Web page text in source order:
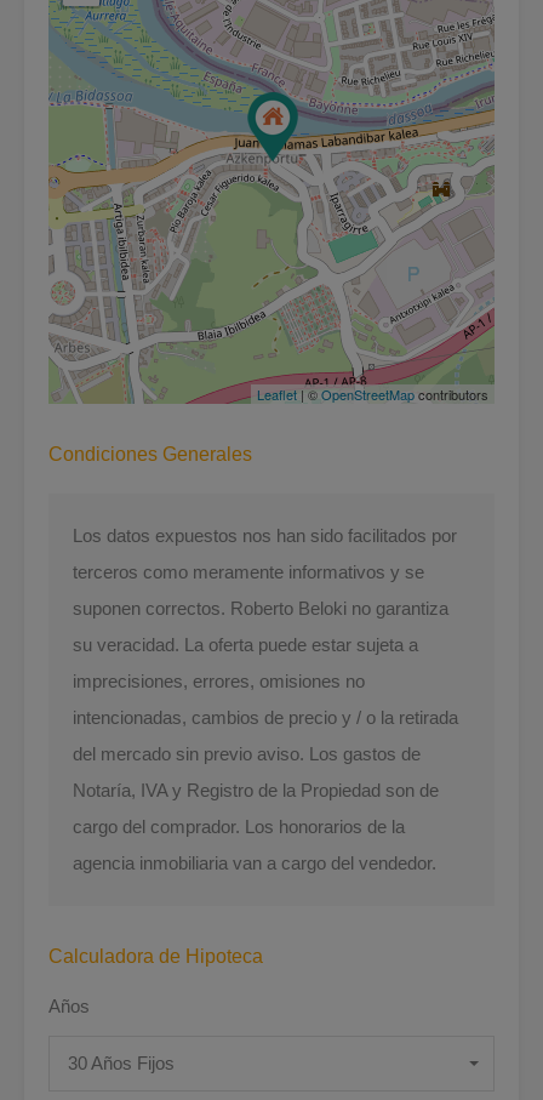
Leaflet| ©OpenStreetMapcontributors
Condiciones Generales
Los datos expuestos nos han sido facilitados por
terceros como meramente informativos y se
suponen correctos. Roberto Beloki no garantiza
su veracidad. La oferta puede estar sujeta a
imprecisiones, errores, omisiones no
intencionadas, cambios de precio y / o la retirada
del mercado sin previo aviso. Los gastos de
Notaría, IVA y Registro de la Propiedad son de
cargo del comprador. Los honorarios de la
agencia inmobiliaria van a cargo del vendedor.
Calculadora de Hipoteca
Años
30 Años Fijos